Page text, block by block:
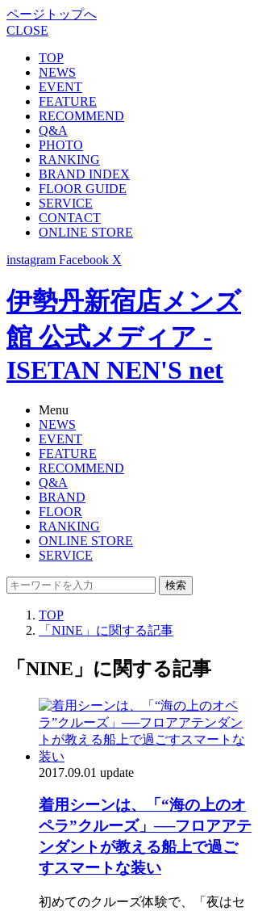
ページトップへ
CLOSE
TOP
NEWS
EVENT
FEATURE
RECOMMEND
Q&A
PHOTO
RANKING
BRAND INDEX
FLOOR GUIDE
SERVICE
CONTACT
ONLINE STORE
instagram Facebook X
伊勢丹新宿店メンズ
館 公式メディア -
ISETAN NEN'S net
Menu
NEWS
EVENT
FEATURE
RECOMMEND
Q&A
BRAND
FLOOR
RANKING
ONLINE STORE
SERVICE
検索
TOP
「NINE」に関する記事
「NINE」に関する記事
2017.09.01 update
着用シーンは、「“海の上のオ
ペラ”クルーズ」──フロアアテ
ンダントが教える船上で過ご
すスマートな装い
初めてのクルーズ体験で、「夜はセ